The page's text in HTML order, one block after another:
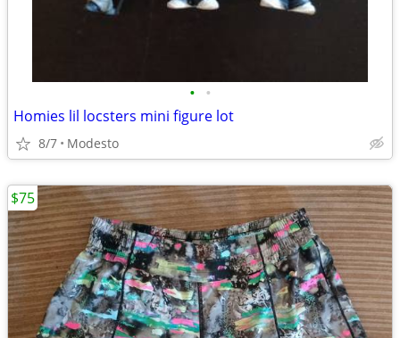
• •
Homies lil locsters mini figure lot
8/7 Modesto
$75